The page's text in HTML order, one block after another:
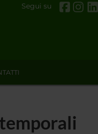
Segui su